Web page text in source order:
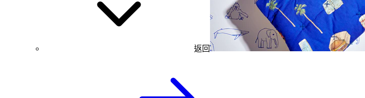
返回